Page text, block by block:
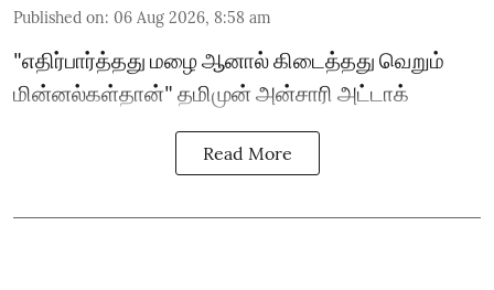
Published on: 06 Aug 2026, 8:58 am
"எதிர்பார்த்தது மழை ஆனால் கிடைத்தது வெறும்
மின்னல்கள்தான்" தமிமுன் அன்சாரி அட்டாக்
Read More